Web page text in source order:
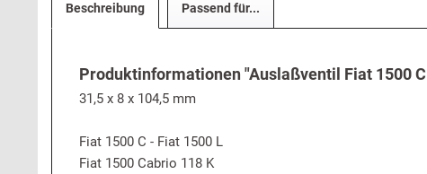
Beschreibung Passend für...
Produktinformationen "Auslaßventil Fiat 1500 C
31,5 x 8 x 104,5 mm
Fiat 1500 C - Fiat 1500 L
Fiat 1500 Cabrio 118 K